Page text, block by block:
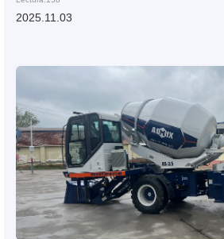
2025.11.03